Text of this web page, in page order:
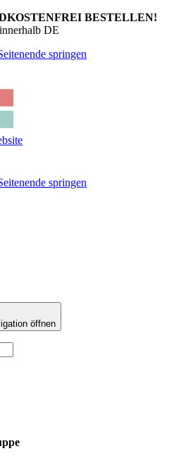
BESTELLEN!
DE
springen
springen
öffnen